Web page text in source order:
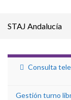
STAJ Andalucía
Consulta
Gestión turno